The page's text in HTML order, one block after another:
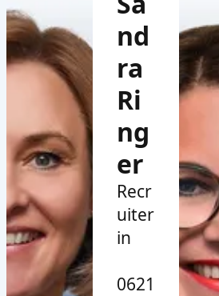
nd
ra
Ri
ng
er
Recr
uiter
in
0621